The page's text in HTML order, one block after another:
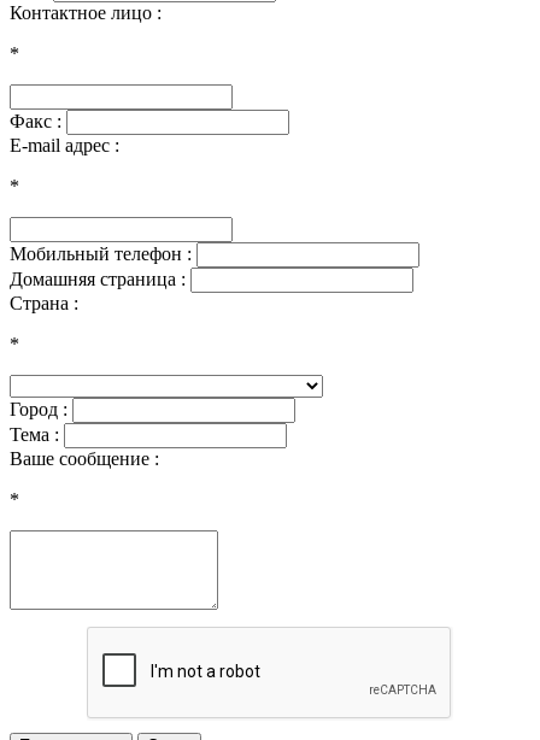
Контактное лицо :
*
Факс :
E-mail адрес :
*
Мобильный телефон :
Домашняя страница :
Страна :
*
Город :
Тема :
Ваше сообщение :
*